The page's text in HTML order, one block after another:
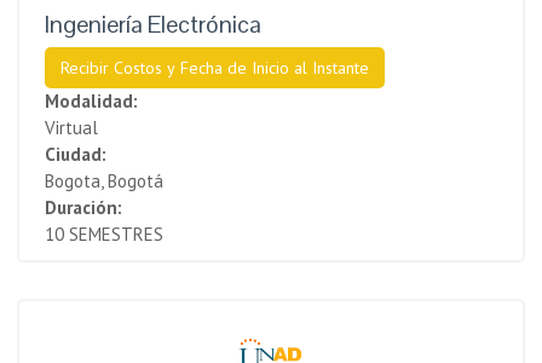
Ingeniería Electrónica
Recibir Costos y Fecha de Inicio al Instante
Modalidad:
Virtual
Ciudad:
Bogota, Bogotá
Duración:
10 SEMESTRES